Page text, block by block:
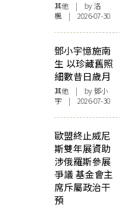
其他 | by洛
楓 | 2026-07-30
鄧小宇憶施南
生 以珍藏舊照
細數昔日歲月
其他 | by 鄧小
宇 | 2026-07-30
歐盟終止威尼
斯雙年展資助
涉俄羅斯參展
爭議 基金會主
席斥屬政治干
預